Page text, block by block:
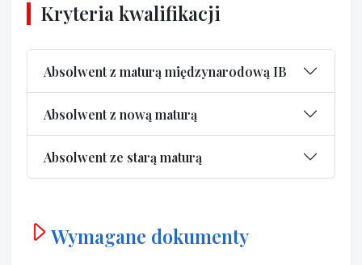
Kryteria kwalifikacji
Absolwent z maturą międzynarodową IB
Absolwent z nową maturą
Absolwent ze starą maturą
Wymagane dokumenty